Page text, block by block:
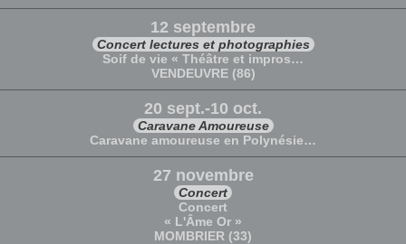
12 septembre
Concert lectures et photographies
Soif de vie « Théâtre et impros…
VENDEUVRE (86)
20 sept.-10 oct.
Caravane Amoureuse
Caravane amoureuse en Polynésie…
27 novembre
Concert
Concert
« L'Âme Or »
MOMBRIER (33)